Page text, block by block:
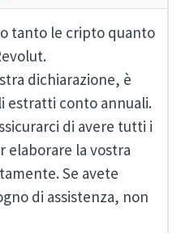
tanto le cripto quanto
dichiarazione, è
estratti conto annuali.
di avere tutti i
elaborare la vostra
Se avete
di assistenza, non